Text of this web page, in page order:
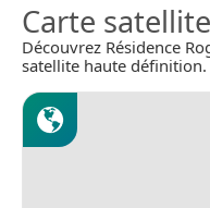
Carte satellite
Découvrez Résidence
satellite haute définition.